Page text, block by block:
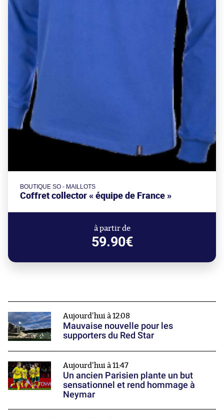
BOUTIQUE SO - MAILLOTS
Coffret collector « équipe de France »
à partir de
59.90€
Aujourd'hui à 12:08
Mauvaise nouvelle pour les
supporters du Red Star
Aujourd'hui à 11:47
Un ancien Parisien plante un but
sensationnel et rend hommage à
Neymar